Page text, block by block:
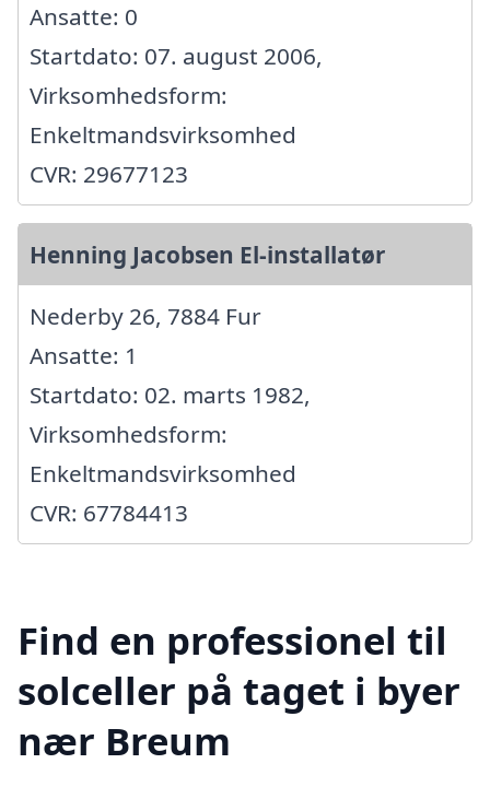
Ansatte: 0
Startdato: 07. august 2006,
Virksomhedsform:
Enkeltmandsvirksomhed
CVR: 29677123
Henning Jacobsen El-installatør
Nederby 26, 7884 Fur
Ansatte: 1
Startdato: 02. marts 1982,
Virksomhedsform:
Enkeltmandsvirksomhed
CVR: 67784413
Find en professionel til
solceller på taget i byer
nær Breum